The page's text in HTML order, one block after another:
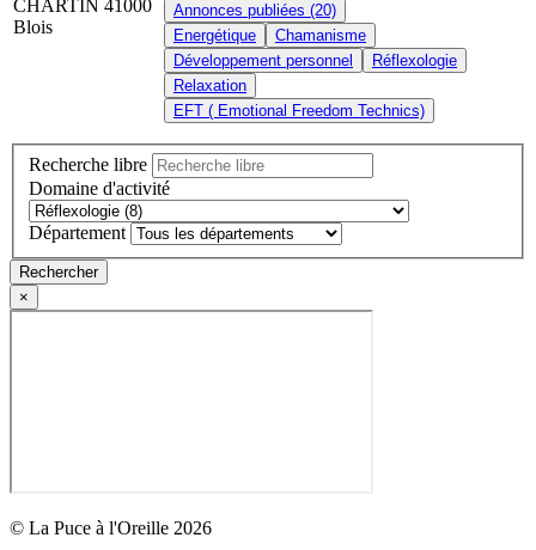
Annonces publiées (20)
Energétique
Chamanisme
Développement personnel
Réflexologie
Relaxation
EFT ( Emotional Freedom Technics)
Recherche libre
Domaine d'activité
Département
Rechercher
×
© La Puce à l'Oreille 2026